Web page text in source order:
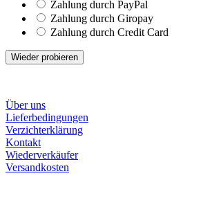
Zahlung durch PayPal
Zahlung durch Giropay
Zahlung durch Credit Card
Wieder probieren
Über uns
Lieferbedingungen
Verzichterklärung
Kontakt
Wiederverkäufer
Versandkosten